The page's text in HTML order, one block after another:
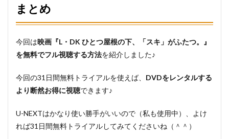
まとめ
今回は映画『L・DK ひとつ屋根の下、「スキ」がふたつ。』
を無料でフル視聴する方法を紹介しました♪
今回の31日間無料トライアルを使えば、 DVDをレンタルする
より断然お得に視聴できます♪
U-NEXTはかなり使い勝手がいいので（私も使用中）、よけ
れば31日間無料トライアルしてみてくださいね（＾＾）